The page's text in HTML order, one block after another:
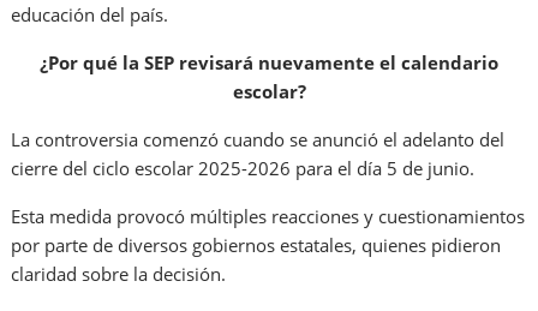
educación del país.
¿Por qué la SEP revisará nuevamente el calendario
escolar?
La controversia comenzó cuando se anunció el adelanto del
cierre del ciclo escolar 2025-2026 para el día 5 de junio.
Esta medida provocó múltiples reacciones y cuestionamientos
por parte de diversos gobiernos estatales, quienes pidieron
claridad sobre la decisión.